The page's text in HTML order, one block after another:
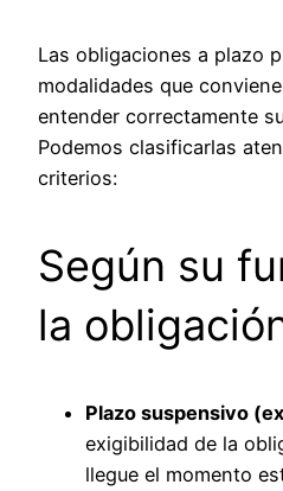
Las obligaciones a plazo
modalidades que
entender correctamente
Podemos clasificarlas
criterios:
Según su
la
Plazo suspensivo
exigibilidad de la
llegue el momento